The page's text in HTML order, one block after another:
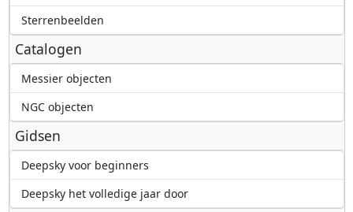
Sterrenbeelden
Catalogen
Messier objecten
NGC objecten
Gidsen
Deepsky voor beginners
Deepsky het volledige jaar door